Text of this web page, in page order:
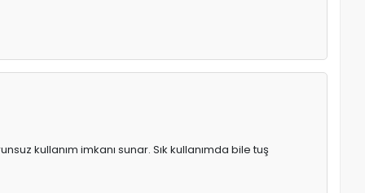
kullanım imkanı sunar. Sık kullanımda bile tuş